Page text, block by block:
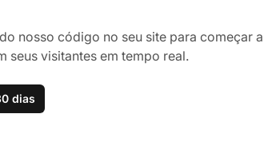
nosso código no seu site para começar a
seus visitantes em tempo real.
dias